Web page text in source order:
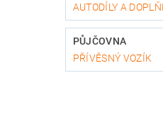
AUTODÍLY A
PŮJČOVNA
PŘÍVĚSNÝ VOZÍK